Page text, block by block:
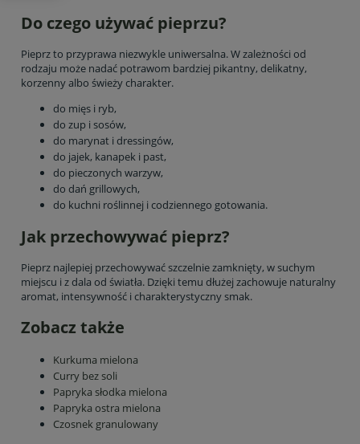
Do czego używać pieprzu?
Pieprz to przyprawa niezwykle uniwersalna. W zależności od
rodzaju może nadać potrawom bardziej pikantny, delikatny,
korzenny albo świeży charakter.
do mięs i ryb,
do zup i sosów,
do marynat i dressingów,
do jajek, kanapek i past,
do pieczonych warzyw,
do dań grillowych,
do kuchni roślinnej i codziennego gotowania.
Jak przechowywać pieprz?
Pieprz najlepiej przechowywać szczelnie zamknięty, w suchym
miejscu i z dala od światła. Dzięki temu dłużej zachowuje naturalny
aromat, intensywność i charakterystyczny smak.
Zobacz także
Kurkuma mielona
Curry bez soli
Papryka słodka mielona
Papryka ostra mielona
Czosnek granulowany